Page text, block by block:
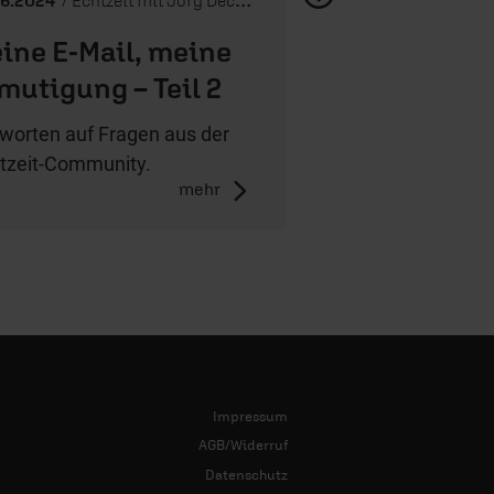
E-Mail, meine
– Teil 2
auf Fragen aus der
Community.
mehr
Impressum
AGB/Widerruf
Datenschutz